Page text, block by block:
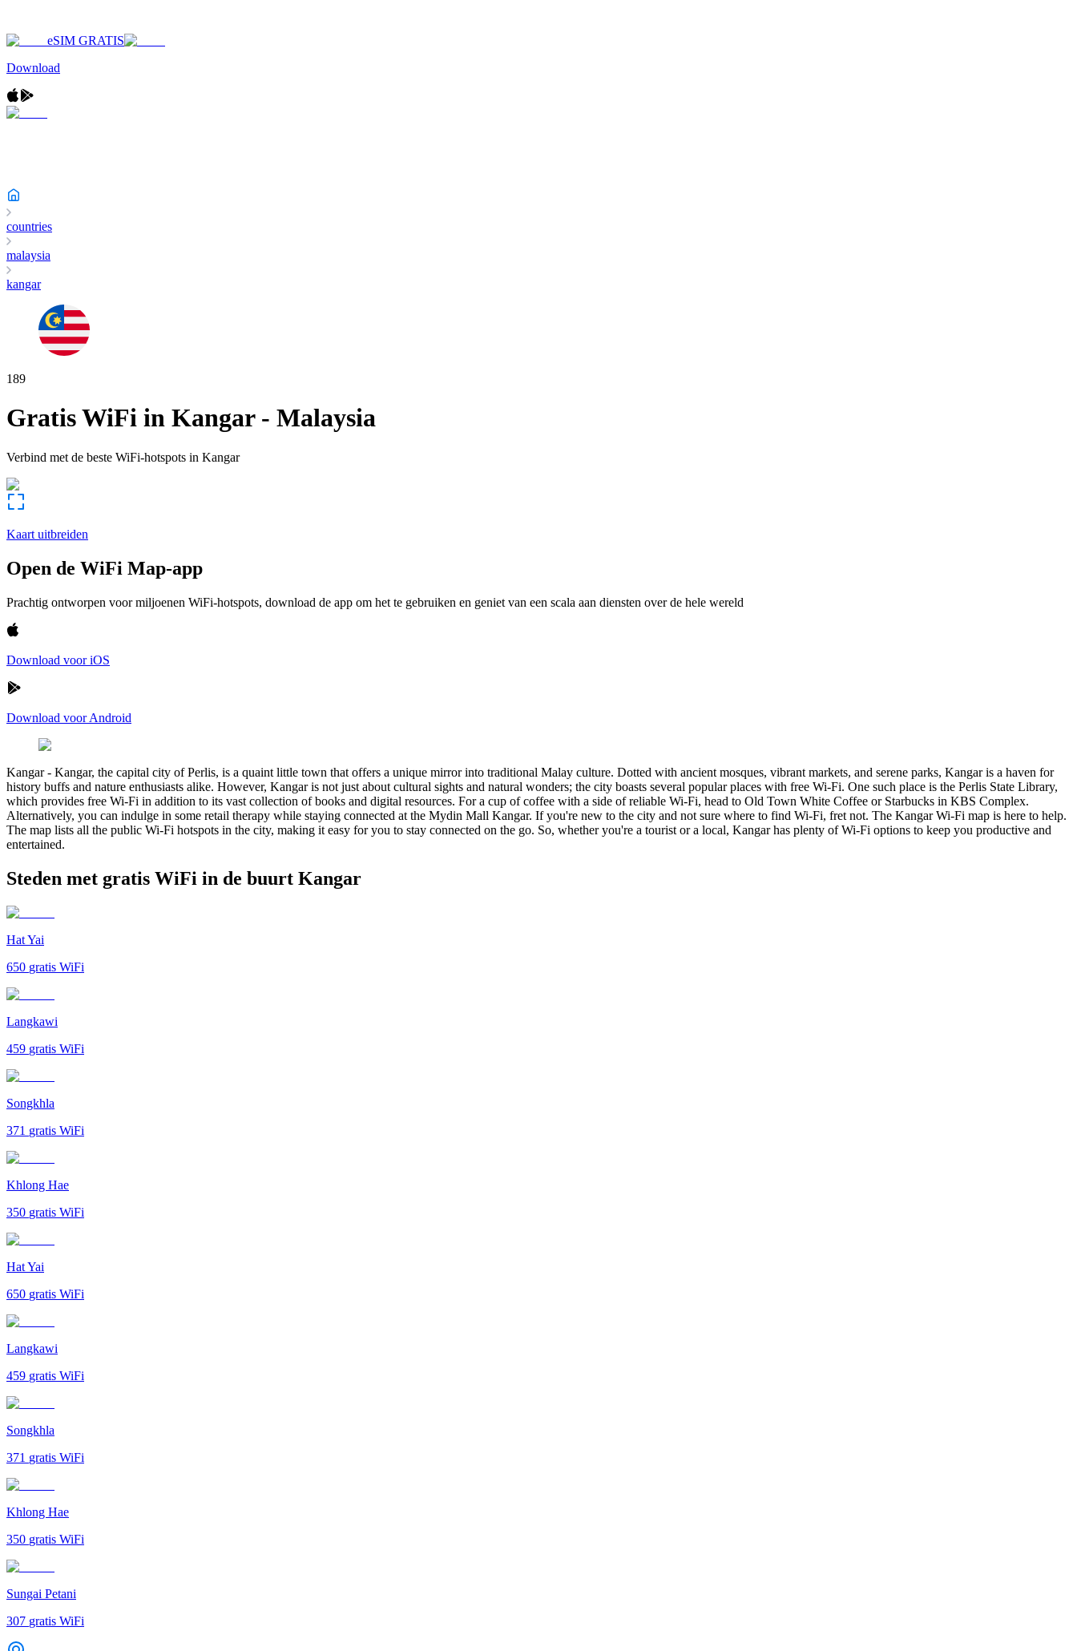
eSIM GRATIS
Download
countries
malaysia
kangar
189
Gratis WiFi in Kangar- Malaysia
Verbind met de beste WiFi-hotspots in Kangar
Kaart uitbreiden
Open de WiFi Map-app
Prachtig ontworpen voor miljoenen WiFi-hotspots, download de app om het te gebruiken en geniet van een scala aan diensten over de hele wereld
Download voor iOS
Download voor Android
Kangar- Kangar, the capital city of Perlis, is a quaint little town that offers a unique mirror into traditional Malay culture. Dotted with ancient mosques, vibrant markets, and serene parks, Kangar is a haven for
history buffs and nature enthusiasts alike. However, Kangar is not just about cultural sights and natural wonders; the city boasts several popular places with free Wi-Fi. One such place is the Perlis State Library,
which provides free Wi-Fi in addition to its vast collection of books and digital resources. For a cup of coffee with a side of reliable Wi-Fi, head to Old Town White Coffee or Starbucks in KBS Complex.
Alternatively, you can indulge in some retail therapy while staying connected at the Mydin Mall Kangar. If you're new to the city and not sure where to find Wi-Fi, fret not. The Kangar Wi-Fi map is here to help.
The map lists all the public Wi-Fi hotspots in the city, making it easy for you to stay connected on the go. So, whether you're a tourist or a local, Kangar has plenty of Wi-Fi options to keep you productive and
entertained.
Steden met gratis WiFi in de buurt Kangar
Hat Yai
650 gratis WiFi
Langkawi
459 gratis WiFi
Songkhla
371 gratis WiFi
Khlong Hae
350 gratis WiFi
Hat Yai
650 gratis WiFi
Langkawi
459 gratis WiFi
Songkhla
371 gratis WiFi
Khlong Hae
350 gratis WiFi
Sungai Petani
307 gratis WiFi